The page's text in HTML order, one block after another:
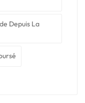
Depuis La